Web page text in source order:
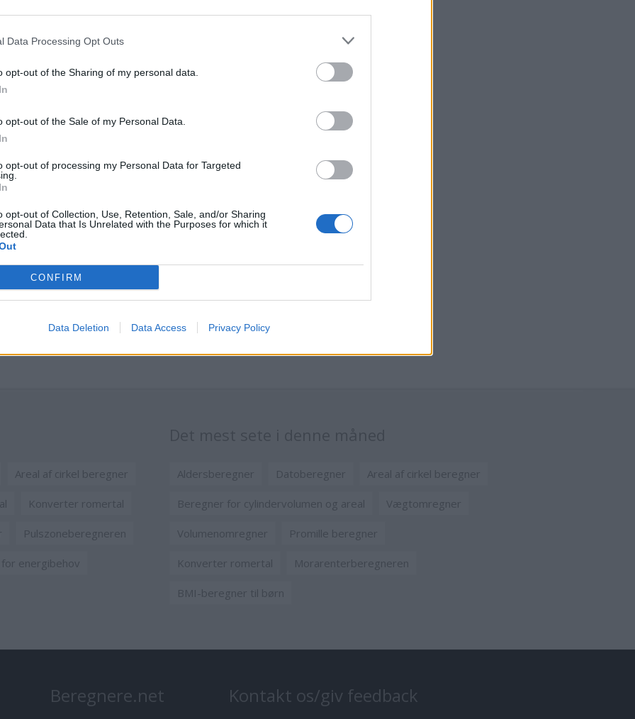
Data Processing Opt Outs
opt-out of the Sharing of my personal data.
opt-out of the Sale of my Personal Data.
opt-out of processing my Personal Data for Targeted
opt-out of Collection, Use, Retention, Sale, and/or Sharing
Data that Is Unrelated with the Purposes for which it
CONFIRM
Data Deletion Data Access Privacy Policy
temperaturenheder
omregner foretages.
K = (°F + 459,67) / 1,8
°C = K − 273,15
Areal af cirkel beregner
Konverter romertal
Pulszoneberegneren
energibehov
Aldersberegner Datoberegner Areal af cirkel beregner
Beregner for cylindervolumen og areal Vægtomregner
Volumenomregner Promille beregner
Konverter romertal Morarenterberegneren
BMI-beregner til børn
Beregnere.net Kontakt os/giv feedback